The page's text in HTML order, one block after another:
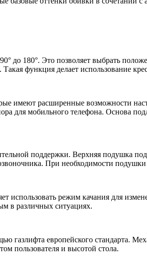
до 180°. Это позволяет выбрать
функция делает использование
имеют расширенные возможности
для мобильного телефона. Основа
поддержки. Верхняя подушка
При необходимости
использовать режим качания для
в различных ситуациях.
газлифта европейского стандарта.
пользователя и высотой стола.